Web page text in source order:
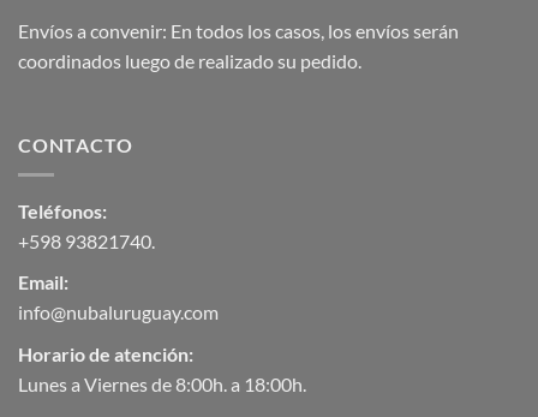
Envíos a convenir: En todos los casos, los envíos serán
coordinados luego de realizado su pedido.
CONTACTO
Teléfonos:
+598 93821740
Email:
info@nubaluruguay.com
Horario de atención:
Lunes a Viernes de 8:00h. a 18:00h.